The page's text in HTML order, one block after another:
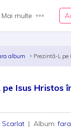
Mai multe
album Prezintă-L
pe Isus Hristos
Scarlat | Album: